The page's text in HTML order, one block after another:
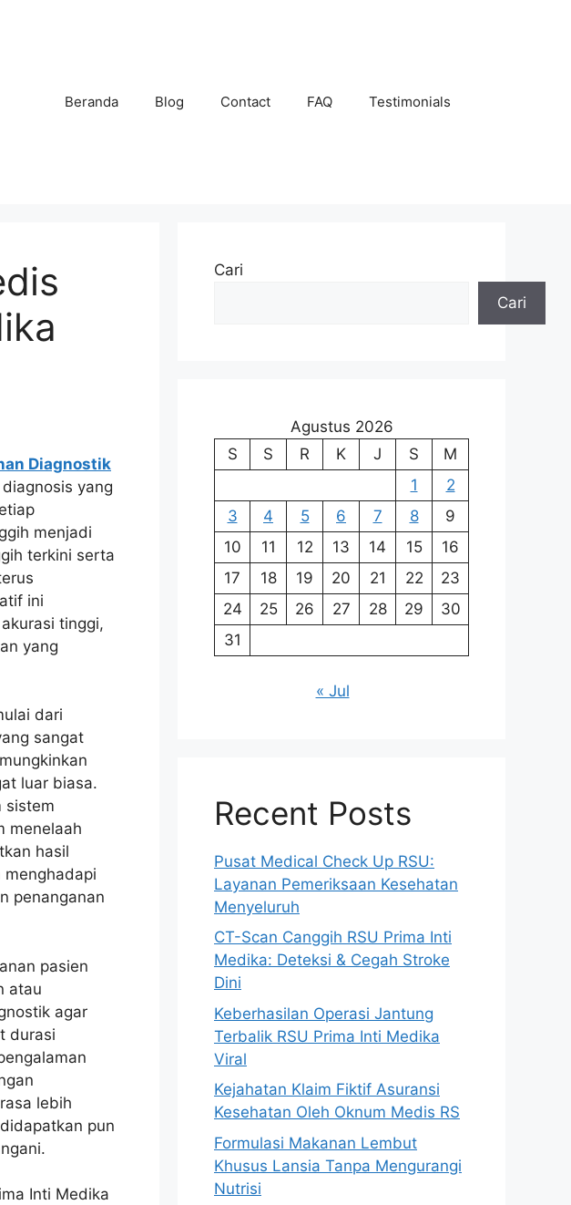
Beranda Blog Contact FAQ Testimonials
Diagnostik
yang
menjadi
terkini serta
ini
tinggi,
yang
dari
sangat
luar biasa.
sistem
menelaah
hasil
penanganan
pasien
atau
agar
durasi
lebih
pun
Inti Medika
Cari
Cari
Agustus 2026
S
S R K J S
M
1
2
3
4 5 6 7 8
9
10
11 12 13 14 15
16
17
18 19 20 21 22
23
24
25 26 27 28 29
30
31
« Jul
Recent Posts
Pusat Medical Check Up RSU:
Layanan Pemeriksaan Kesehatan
Menyeluruh
CT-Scan Canggih RSU Prima Inti
Medika: Deteksi & Cegah Stroke
Dini
Keberhasilan Operasi Jantung
Terbalik RSU Prima Inti Medika
Viral
Kejahatan Klaim Fiktif Asuransi
Kesehatan Oleh Oknum Medis RS
Formulasi Makanan Lembut
Khusus Lansia Tanpa Mengurangi
Nutrisi